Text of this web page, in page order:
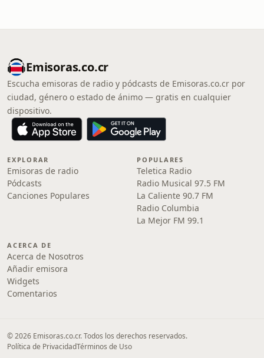
Emisoras.co.cr
Escucha emisoras de radio y pódcasts de Emisoras.co.cr por
ciudad, género o estado de ánimo — gratis en cualquier
dispositivo.
EXPLORAR
Emisoras de radio
Pódcasts
Canciones Populares
POPULARES
Teletica Radio
Radio Musical 97.5 FM
La Caliente 90.7 FM
Radio Columbia
La Mejor FM 99.1
ACERCA DE
Acerca de Nosotros
Añadir emisora
Widgets
Comentarios
© 2026 Emisoras.co.cr. Todos los derechos reservados.
Política de PrivacidadTérminos de Uso